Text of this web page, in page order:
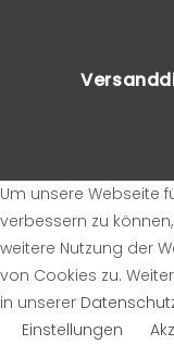
Um unsere Webseite
verbessern zu
weitere Nutzung der
von Cookies zu.
in unserer
Einstellungen